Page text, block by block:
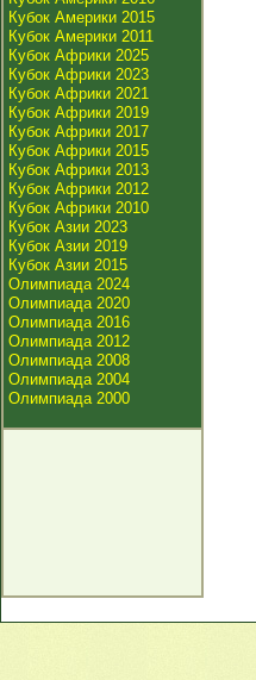
Кубок Америки 2015
Кубок Америки 2011
Кубок Африки 2025
Кубок Африки 2023
Кубок Африки 2021
Кубок Африки 2019
Кубок Африки 2017
Кубок Африки 2015
Кубок Африки 2013
Кубок Африки 2012
Кубок Африки 2010
Кубок Азии 2023
Кубок Азии 2019
Кубок Азии 2015
Олимпиада 2024
Олимпиада 2020
Олимпиада 2016
Олимпиада 2012
Олимпиада 2008
Олимпиада 2004
Олимпиада 2000